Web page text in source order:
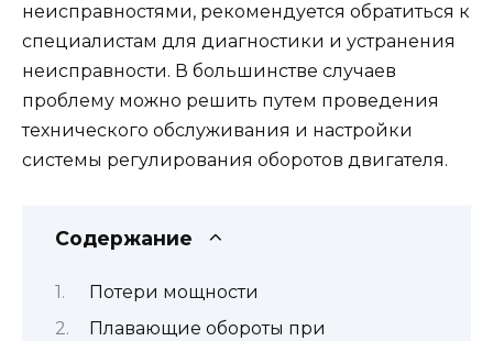
неисправностями, рекомендуется обратиться к
специалистам для диагностики и устранения
неисправности. В большинстве случаев
проблему можно решить путем проведения
технического обслуживания и настройки
системы регулирования оборотов двигателя.
Содержание
Потери мощности
Плавающие обороты при